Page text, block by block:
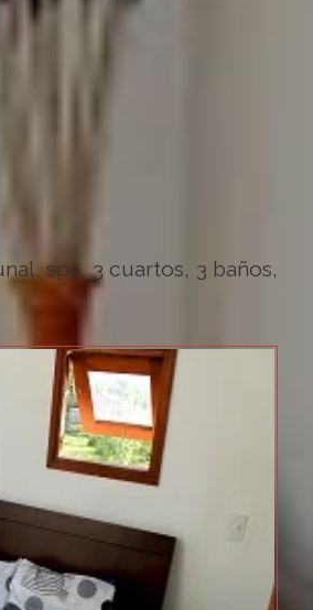
spa, 3 cuartos, 3 baños,